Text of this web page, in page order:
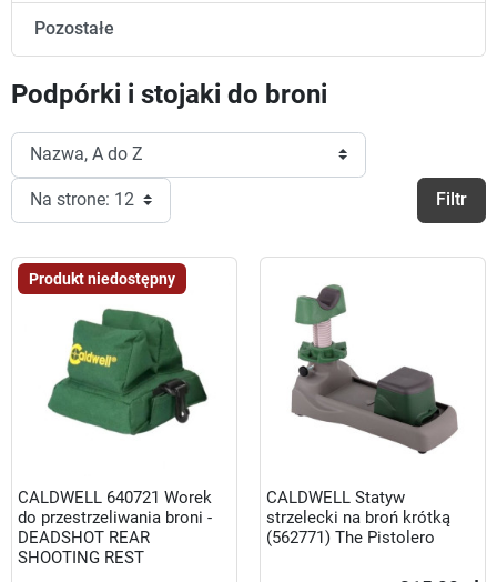
Pozostałe
Podpórki i stojaki do broni
Filtr
Produkt niedostępny
CALDWELL 640721 Worek
do przestrzeliwania broni -
DEADSHOT REAR
SHOOTING REST
CALDWELL Statyw
strzelecki na broń krótką
(562771) The Pistolero